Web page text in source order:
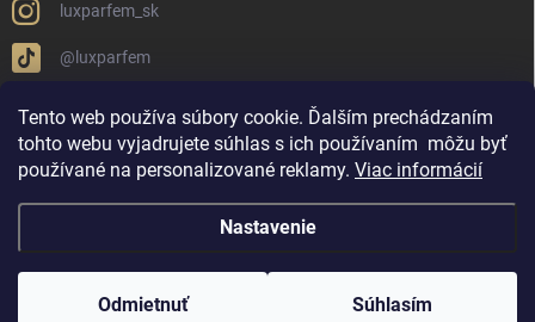
Tento web používa súbory cookie. Ďalším prechádzaním
tohto webu vyjadrujete súhlas s ich používaním môžu byť
používané na personalizované reklamy. Viac informácií
Nastavenie
Odmietnuť Súhlasím
luxparfem_sk
@luxparfem
LUX PARFÉM NOVÁKY
Lux Parfém Skupina na FB
Lux Parfum - Česká Republika
Lux Parfumok - Hungary
Copyright 2026LUX PARFÉM. Všetky práva vyhradené.Upraviť nastavenie